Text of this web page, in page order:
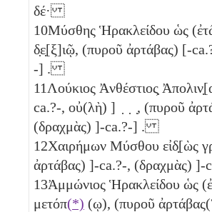
δέ·
10Μύσθης Ἡρακλείδου ὡς
δ̣ε̣[ξ]ιῷ, (πυροῦ ἀρτάβας) [-
-] .
11Λούκιος Ἀνθέστιος̣
ca.?-, οὐ(λὴ) ] ̣ ̣ ̣, (πυροῦ
(δραχμὰς) ]-ca.?-] .
12Χαιρήμων Μύσθου εἰδ̣[ὼς
ἀρτάβας) ]-ca.?-, (δραχμὰς)
13Ἀμμώνιος Ἡρακλείδου ὡς
μετόπ(*) (ῳ), (πυροῦ